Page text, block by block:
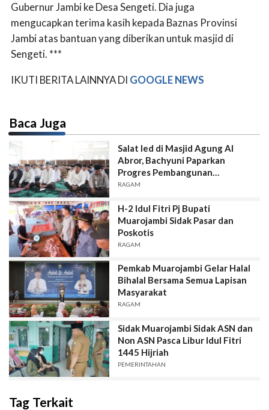
Gubernur Jambi ke Desa Sengeti. Dia juga
mengucapkan terima kasih kepada Baznas Provinsi
Jambi atas bantuan yang diberikan untuk masjid di
Sengeti. ***
IKUTI BERITA LAINNYA DI GOOGLE NEWS
Baca Juga
Salat Ied di Masjid Agung Al
Abror, Bachyuni Paparkan
Progres Pembangunan
Muarojambi
RAGAM
H-2 Idul Fitri Pj Bupati
Muarojambi Sidak Pasar dan
Poskotis
RAGAM
Pemkab Muarojambi Gelar Halal
Bihalal Bersama Semua Lapisan
Masyarakat
RAGAM
Sidak Muarojambi Sidak ASN dan
Non ASN Pasca Libur Idul Fitri
1445 Hijriah
PEMERINTAHAN
Tag Terkait